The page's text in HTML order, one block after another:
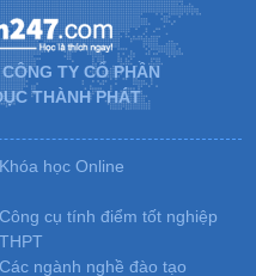
TY CỔ PHẦN
THÀNH PHÁT
Khóa học Online
Công cụ tính điểm tốt nghiệp
THPT
Các ngành nghề đào tạo